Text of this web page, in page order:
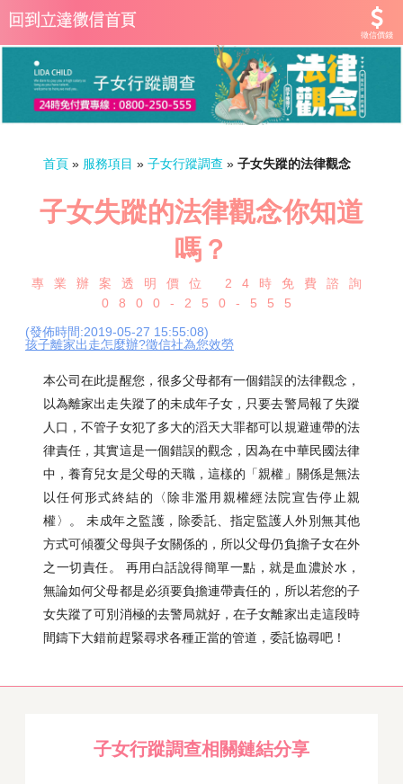
徵信價錢
首頁 » 服務項目 » 子女行蹤調查 » 子女失蹤的法律觀念
子女失蹤的法律觀念你知道
嗎？
專業辦案透明價位 24時免費諮詢
0800-250-555
(發佈時間:2019-05-27 15:55:08)
孩子離家出走怎麼辦?徵信社為您效勞
本公司在此提醒您，很多父母都有一個錯誤的法律觀念，
以為離家出走失蹤了的未成年子女，只要去警局報了失蹤
人口，不管子女犯了多大的滔天大罪都可以規避連帶的法
律責任，其實這是一個錯誤的觀念，因為在中華民國法律
中，養育兒女是父母的天職，這樣的「親權」關係是無法
以任何形式終結的〈除非濫用親權經法院宣告停止親
權〉。 未成年之監護，除委託、指定監護人外別無其他
方式可傾覆父母與子女關係的，所以父母仍負擔子女在外
之一切責任。 再用白話說得簡單一點，就是血濃於水，
無論如何父母都是必須要負擔連帶責任的，所以若您的子
女失蹤了可別消極的去警局就好，在子女離家出走這段時
間鑄下大錯前趕緊尋求各種正當的管道，委託協尋吧！
子女行蹤調查相關鏈結分享